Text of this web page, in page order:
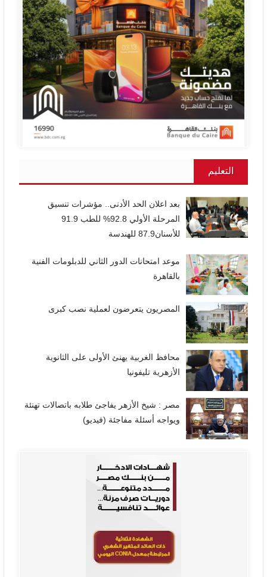
التعليم
بعد اعلان الحد الأدنى.. مؤشرات تنسيق
المرحلة الأولي 92.8% للطب 91.9
للأسنان87.9 للهندسة
موعد امتحانات الدور الثاني للدبلومات الفنية
بالقاهرة
المصريون يتعرضون لعملية نصب كبرى
محافظ الغربية يهنئ الأولى على الثانوية
الأزهرية تليفونيا
مصر : شيخ الأزهر يفاجئ طلابه باتصالات تهنئة
ويواجه أسئلة مفاجئة (فيديو)